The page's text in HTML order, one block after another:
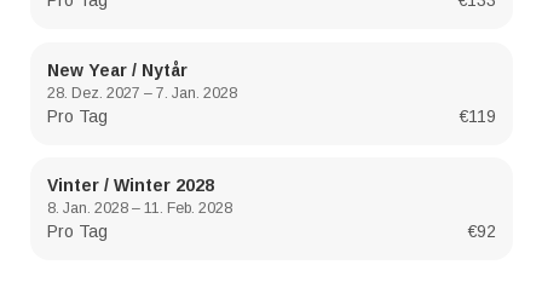
New Year / Nytår
28. Dez. 2027 – 7. Jan. 2028
Pro Tag €119
Vinter / Winter 2028
8. Jan. 2028 – 11. Feb. 2028
Pro Tag €92